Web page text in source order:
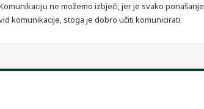
ne možemo izbjeći, jer je svako ponašanje
komunikacije, stoga je dobro učiti komunicirati.